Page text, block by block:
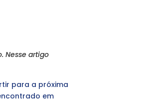
Nesse artigo
para a próxima
em